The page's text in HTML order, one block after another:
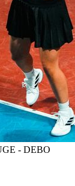
- DEBO